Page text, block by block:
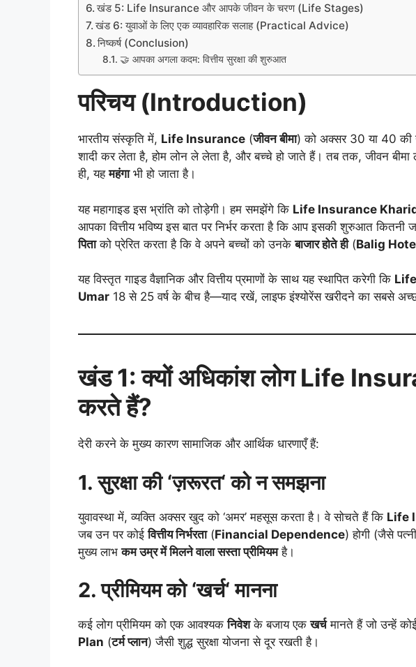
खंड 5: Life Insurance और आपके जीवन के चरण (Life Stages)
खंड 6: युवाओं के लिए एक व्यावहारिक सलाह (Practical Advice)
निष्कर्ष (Conclusion)
🤝 आपका अगला कदम: वित्तीय सुरक्षा की शुरुआत
परिचय (Introduction)
भारतीय संस्कृति में, Life Insurance (जीवन बीमा) को अक्सर 30 या 40 की
शादी कर लेता है, होम लोन ले लेता है, और बच्चे हो जाते हैं। तब तक, जीवन
ही, यहमहंगाभी हो जाता है।
यह महागाइड इस भ्रांति को तोड़ेगी। हम समझेंगे कि Life Insurance
आपका वित्तीय भविष्य इस बात पर निर्भर करता है कि आप इसकी शुरुआत
पिताको प्रेरित करता है कि वे अपने बच्चों को उनकेबाजार होते ही(Balig
यह विस्तृत गाइड वैज्ञानिक और वित्तीय प्रमाणों के साथ यह स्थापित करेगी कि
Umar 18 से 25 वर्ष के बीच है—याद रखें, लाइफ इंश्योरेंस खरीदने का सबसे
खंड1:क्यों अधिकांश लोगLife
करते हैं?
देरी करने के मुख्य कारण सामाजिक और आर्थिक धारणाएँ हैं:
1.सुरक्षा की ‘ज़रूरत‘को न समझना
युवावस्था में, व्यक्ति अक्सर खुद को ‘अमर’ महसूस करता है। वे सोचते हैं कि Life
जब उन पर कोईवित्तीय निर्भरता(Financial Dependence) होगी (जैसे
मुख्य लाभकम उम्र में मिलने वाला सस्ता प्रीमियमहै।
2.प्रीमियम को ‘खर्च‘मानना
कई लोग प्रीमियम को एक आवश्यकनिवेशके बजाय एकखर्चमानते हैं जो उन्हें कोई
Plan (टर्म प्लान) जैसी शुद्ध सुरक्षा योजना से दूर रखती है।